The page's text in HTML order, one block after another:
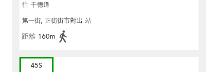
往 干德道
第一街, 正街街市對出 站
距離 160m
45S